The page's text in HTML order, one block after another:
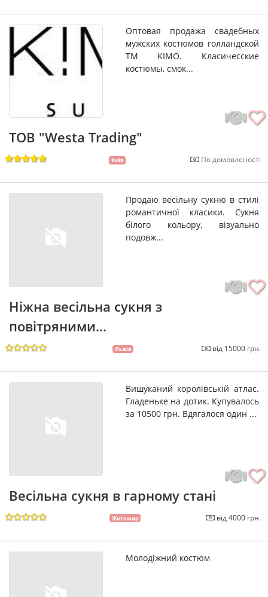
Оптовая продажа свадебных
мужских костюмов голландской
ТМ KIMO. Класичесские
костюмы, смок...
ТОВ "Westa Trading"
Київ По домовленості
Продаю весільну сукню в стилі
романтичної класики. Сукня
білого кольору, візуально
подовж...
Ніжна весільна сукня з
повітряними...
Львів від 15000 грн.
Вишуканий королівській атлас.
Гладеньке на дотик. Купувалось
за 10500 грн. Вдягалося один ...
Весільна сукня в гарному стані
Житомир від 4000 грн.
Молодіжний костюм